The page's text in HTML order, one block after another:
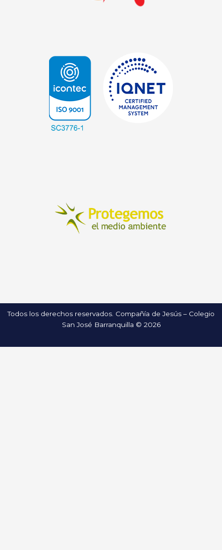
Todos los derechos reservados. Compañía de Jesús – Colegio
San José Barranquilla © 2026